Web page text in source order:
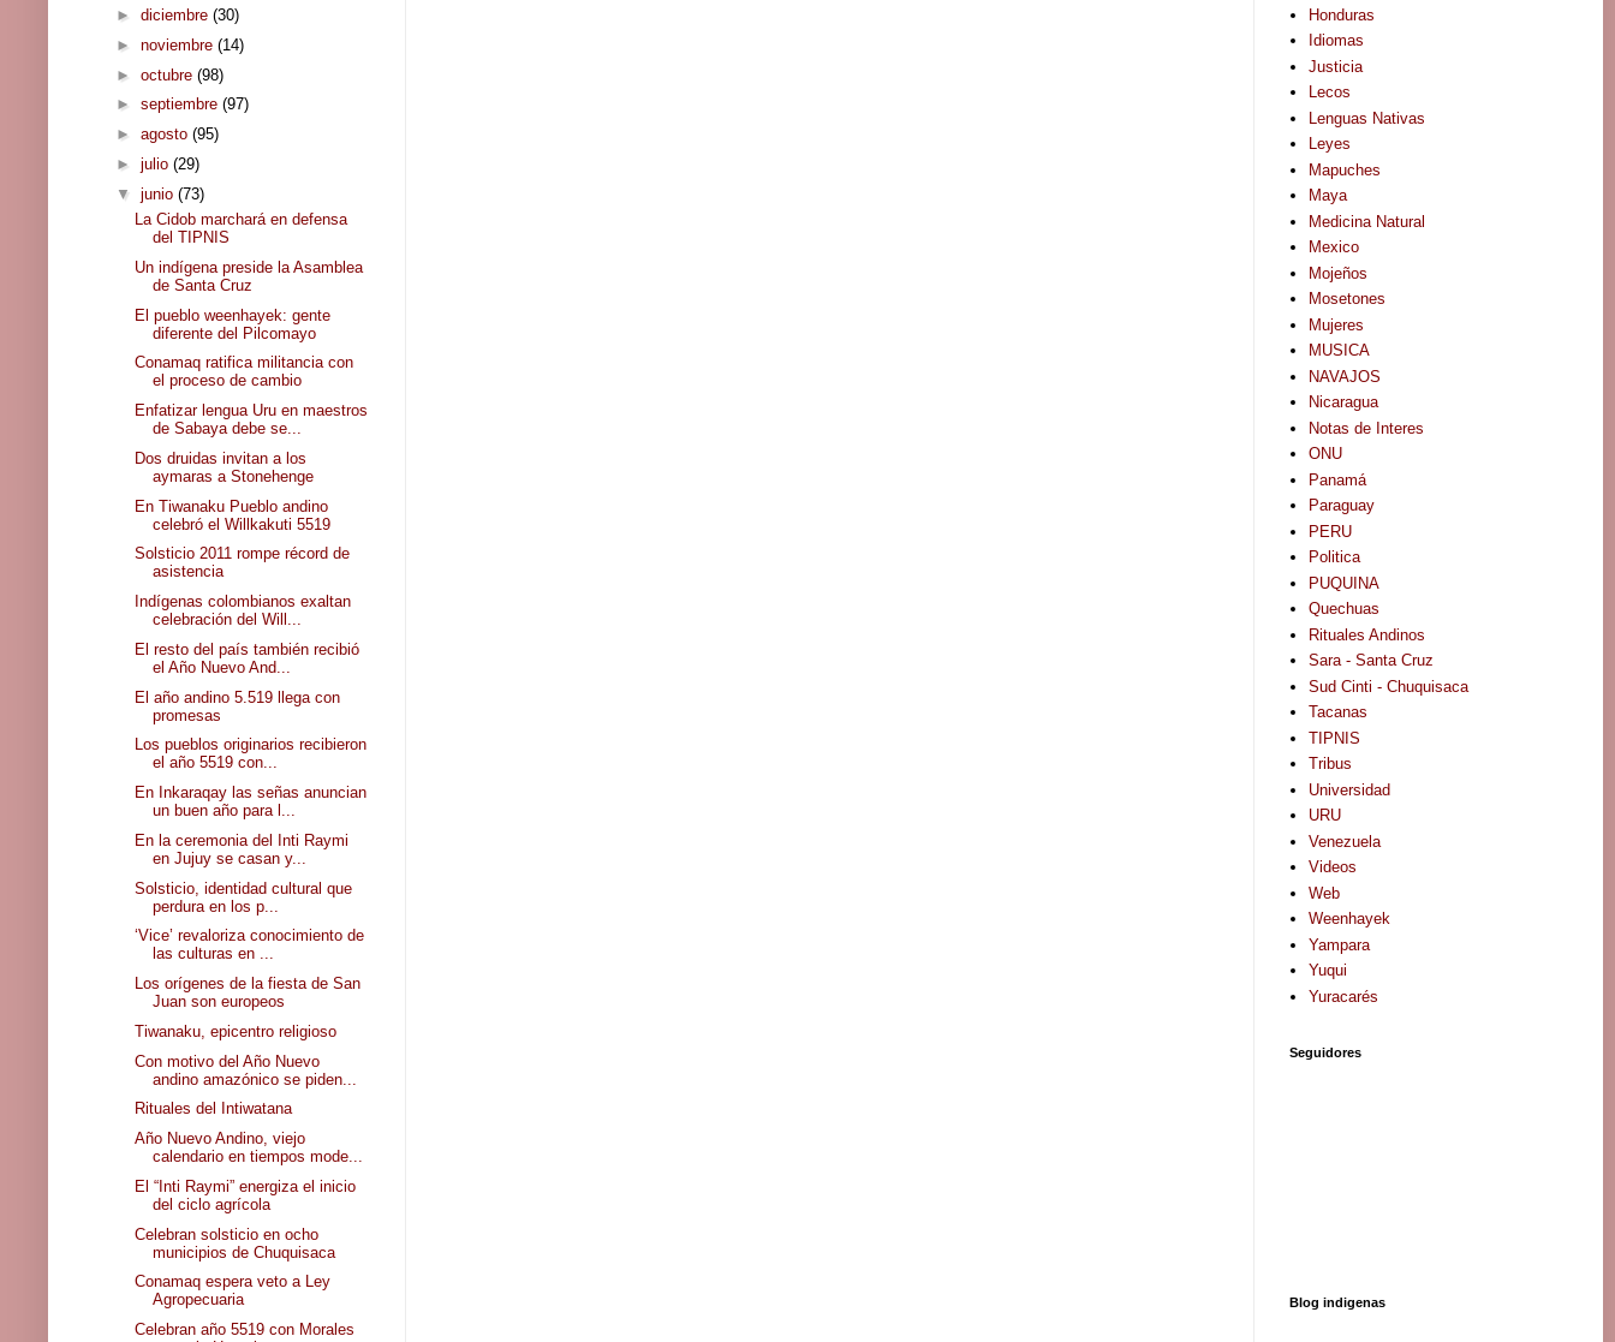
► diciembre (30)
► noviembre (14)
► octubre (98)
► septiembre (97)
► agosto (95)
► julio (29)
▼ junio (73)
La Cidob marchará en defensa
del TIPNIS
Un indígena preside la Asamblea
de Santa Cruz
El pueblo weenhayek: gente
diferente del Pilcomayo
Conamaq ratifica militancia con
el proceso de cambio
Enfatizar lengua Uru en maestros
de Sabaya debe se...
Dos druidas invitan a los
aymaras a Stonehenge
En Tiwanaku Pueblo andino
celebró el Willkakuti 5519
Solsticio 2011 rompe récord de
asistencia
Indígenas colombianos exaltan
celebración del Will...
El resto del país también recibió
el Año Nuevo And...
El año andino 5.519 llega con
promesas
Los pueblos originarios recibieron
el año 5519 con...
En Inkaraqay las señas anuncian
un buen año para l...
En la ceremonia del Inti Raymi
en Jujuy se casan y...
Solsticio, identidad cultural que
perdura en los p...
‘Vice’ revaloriza conocimiento de
las culturas en ...
Los orígenes de la fiesta de San
Juan son europeos
Tiwanaku, epicentro religioso
Con motivo del Año Nuevo
andino amazónico se piden...
Rituales del Intiwatana
Año Nuevo Andino, viejo
calendario en tiempos mode...
El “Inti Raymi” energiza el inicio
del ciclo agrícola
Celebran solsticio en ocho
municipios de Chuquisaca
Conamaq espera veto a Ley
Agropecuaria
Celebran año 5519 con Morales
Honduras
Idiomas
Justicia
Lecos
Lenguas Nativas
Leyes
Mapuches
Maya
Medicina Natural
Mexico
Mojeños
Mosetones
Mujeres
MUSICA
NAVAJOS
Nicaragua
Notas de Interes
ONU
Panamá
Paraguay
PERU
Politica
PUQUINA
Quechuas
Rituales Andinos
Sara - Santa Cruz
Sud Cinti - Chuquisaca
Tacanas
TIPNIS
Tribus
Universidad
URU
Venezuela
Videos
Web
Weenhayek
Yampara
Yuqui
Yuracarés
Seguidores
Blog indigenas